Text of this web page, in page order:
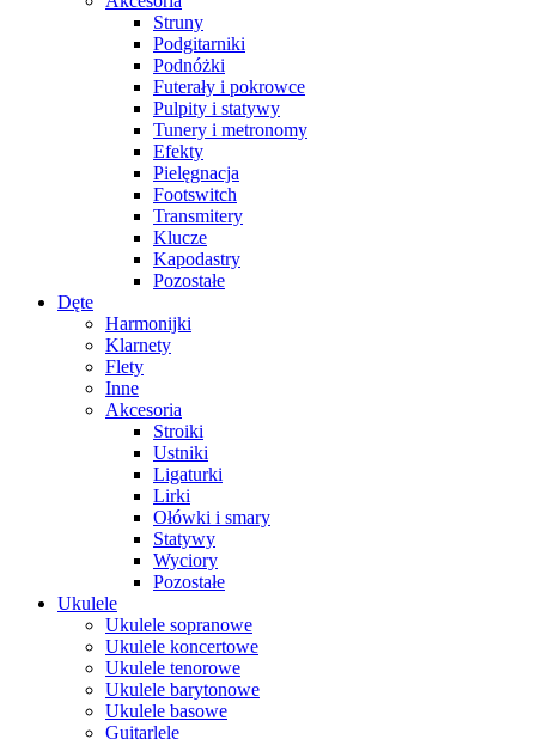
Struny
Podgitarniki
Podnóżki
Futerały i pokrowce
Pulpity i statywy
Tunery i metronomy
Efekty
Pielęgnacja
Footswitch
Transmitery
Klucze
Kapodastry
Pozostałe
Dęte
Harmonijki
Klarnety
Flety
Inne
Akcesoria
Stroiki
Ustniki
Ligaturki
Lirki
Ołówki i smary
Statywy
Wyciory
Pozostałe
Ukulele
Ukulele sopranowe
Ukulele koncertowe
Ukulele tenorowe
Ukulele barytonowe
Ukulele basowe
Guitarlele